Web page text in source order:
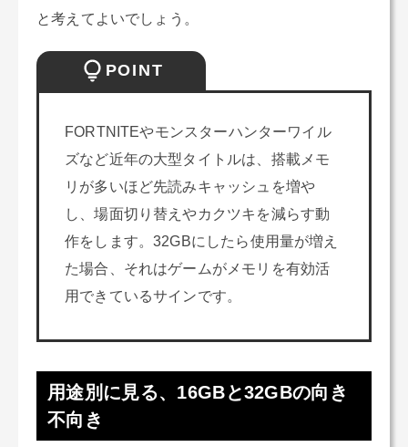
と考えてよいでしょう。
POINT
FORTNITEやモンスターハンターワイル
ズなど近年の大型タイトルは、搭載メモ
リが多いほど先読みキャッシュを増や
し、場面切り替えやカクツキを減らす動
作をします。32GBにしたら使用量が増え
た場合、それはゲームがメモリを有効活
用できているサインです。
用途別に見る、16GBと32GBの向き
不向き